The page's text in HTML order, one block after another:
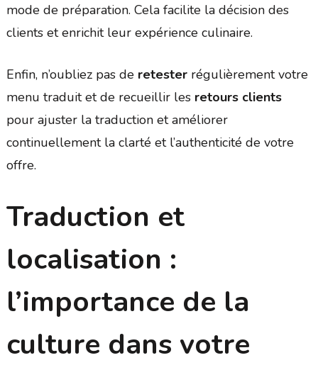
mode de préparation. Cela facilite la décision des
clients et enrichit leur expérience culinaire.
Enfin, n’oubliez pas de retesterrégulièrement votre
menu traduit et de recueillir les retours clients
pour ajuster la traduction et améliorer
continuellement la clarté et l’authenticité de votre
offre.
Traduction et
localisation :
l’importance de la
culture dans votre